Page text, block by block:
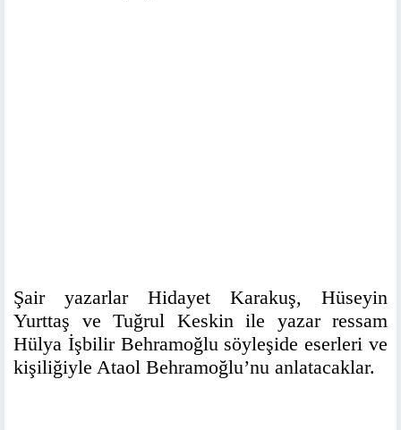
Şair yazarlar Hidayet Karakuş, Hüseyin
Yurttaş ve Tuğrul Keskin ile yazar ressam
Hülya İşbilir Behramoğlu söyleşide eserleri ve
kişiliğiyle Ataol Behramoğlu’nu anlatacaklar.